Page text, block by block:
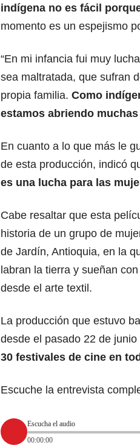
indígena no es fácil
momento es un espejismo
“En mi infancia fui muy
sea maltratada, que sufran
propia familia. Como
estamos abriendo
En cuanto a lo que más le
de esta producción, indicó
es una lucha para las
Cabe resaltar que esta
historia de un grupo de
de Jardín, Antioquia, en la
labran la tierra y sueñan
desde el arte textil.
La producción que estuvo
desde el pasado 22 de
30 festivales de cine en
Escuche la entrevista
Escucha el audio
00:00:00